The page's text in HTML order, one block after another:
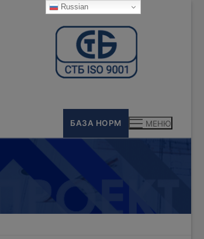
БАЗА НОРМ МЕНЮ
Russian